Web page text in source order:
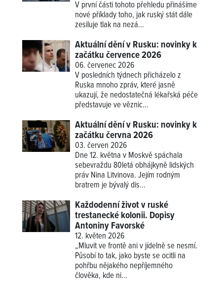
V první části tohoto přehledu přinášíme
nové příkladytoho, jak ruský stát dále
zesiluje tlak na nezá...
Aktuální dění v Rusku: novinky k
začátku července 2026
06. červenec 2026
V posledních týdnech přicházelo z
Ruska mnoho zpráv, které jasně
ukazují, že nedostatečná lékařská péče
představuje ve věznic...
Aktuální dění v Rusku: novinky k
začátku června 2026
03. červen 2026
Dne 12. května v Moskvě spáchala
sebevraždu 80letá obhájkyně lidských
práv Nina Litvinova. Jejím rodným
bratrem je bývalý dis...
Každodenní život v ruské
trestanecké kolonii. Dopisy
Antoniny Favorské
12. květen 2026
„Mluvit ve frontě ani v jídelně se nesmí.
Působí to tak, jako byste se ocitli na
pohřbu nějakého nepříjemného
člověka, kde ni...